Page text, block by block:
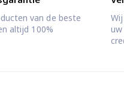
van de beste
altijd 100%